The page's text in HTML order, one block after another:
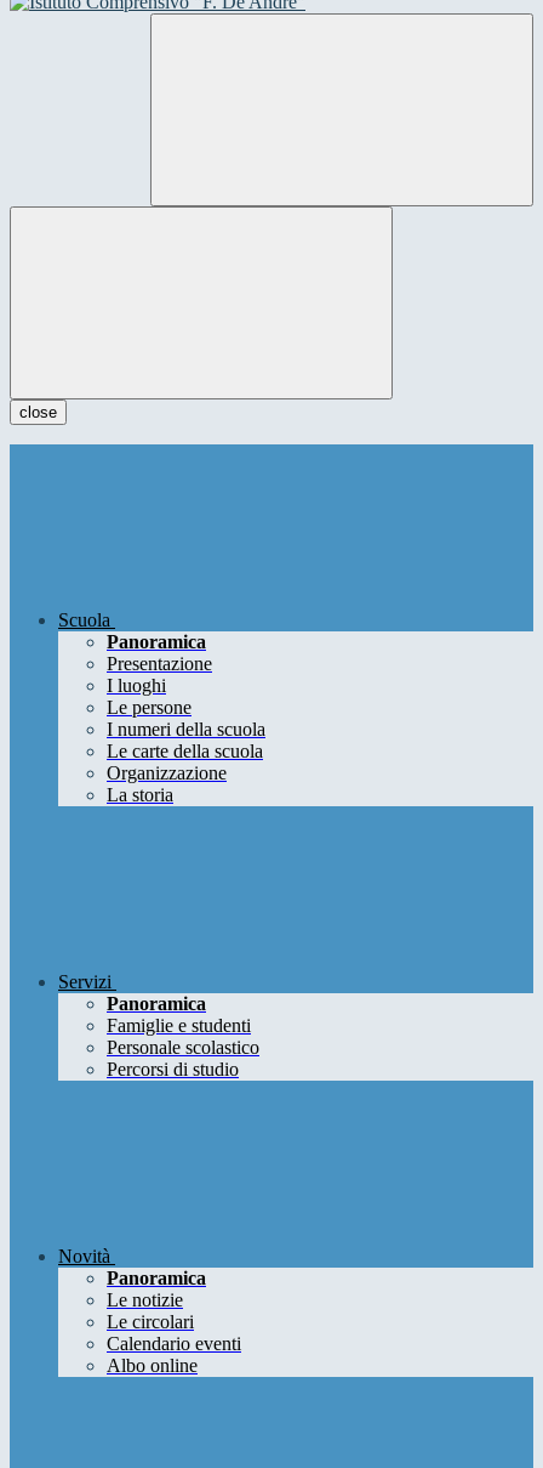
close
Scuola
Panoramica
Presentazione
I luoghi
Le persone
I numeri della scuola
Le carte della scuola
Organizzazione
La storia
Servizi
Panoramica
Famiglie e studenti
Personale scolastico
Percorsi di studio
Novità
Panoramica
Le notizie
Le circolari
Calendario eventi
Albo online